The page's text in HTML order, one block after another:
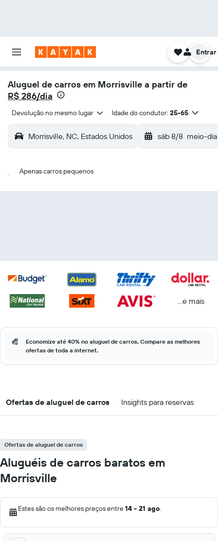
Entrar
Aluguel de carros em Morrisville a partir de
R$ 286/dia
Devolução no mesmo lugar Idade do condutor: 25-65
Morrisville, NC, Estados Unidos sáb 8/8 meio-dia
Apenas carros pequenos
...e mais
Economize até 40% no aluguel de carros. Compare as melhores
ofertas de toda a internet.
Ofertas de aluguel de carros Insights para reservas
Ofertas de aluguel de carros
Aluguéis de carros baratos em
Morrisville
Estes são os melhores preços entre14 - 21 ago.